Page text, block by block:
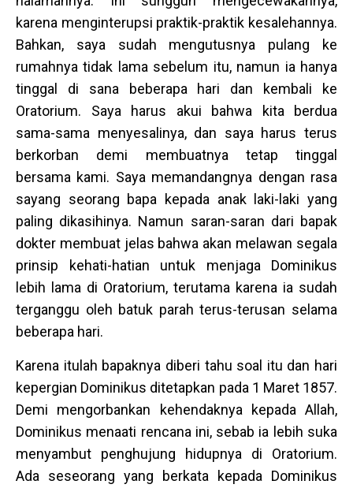
karena menginterupsi praktik-praktik kesalehannya.
Bahkan, saya sudah mengutusnya pulang ke
rumahnya tidak lama sebelum itu, namun ia hanya
tinggal di sana beberapa hari dan kembali ke
Oratorium. Saya harus akui bahwa kita berdua
sama-sama menyesalinya, dan saya harus terus
berkorban demi membuatnya tetap tinggal
bersama kami. Saya memandangnya dengan rasa
sayang seorang bapa kepada anak laki-laki yang
paling dikasihinya. Namun saran-saran dari bapak
dokter membuat jelas bahwa akan melawan segala
prinsip kehati-hatian untuk menjaga Dominikus
lebih lama di Oratorium, terutama karena ia sudah
terganggu oleh batuk parah terus-terusan selama
beberapa hari.
Karena itulah bapaknya diberi tahu soal itu dan hari
kepergian Dominikus ditetapkan pada 1 Maret 1857.
Demi mengorbankan kehendaknya kepada Allah,
Dominikus menaati rencana ini, sebab ia lebih suka
menyambut penghujung hidupnya di Oratorium.
Ada seseorang yang berkata kepada Dominikus